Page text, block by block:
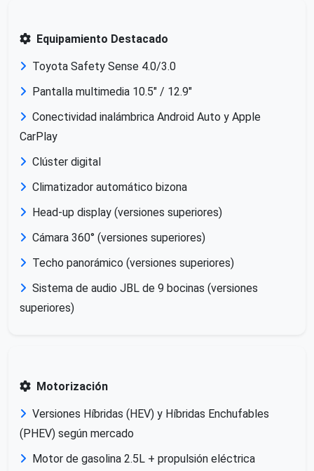
Equipamiento Destacado
Toyota Safety Sense 4.0/3.0
Pantalla multimedia 10.5" / 12.9"
Conectividad inalámbrica Android Auto y Apple
CarPlay
Clúster digital
Climatizador automático bizona
Head-up display (versiones superiores)
Cámara 360° (versiones superiores)
Techo panorámico (versiones superiores)
Sistema de audio JBL de 9 bocinas (versiones
superiores)
Motorización
Versiones Híbridas (HEV) y Híbridas Enchufables
(PHEV) según mercado
Motor de gasolina 2.5L + propulsión eléctrica